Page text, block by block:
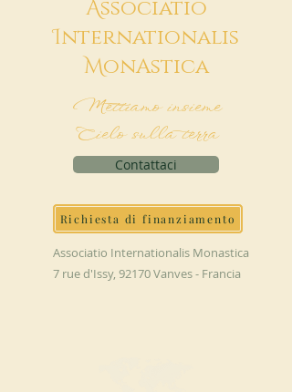
Associatio
Internationalis
MonAstica
Mettiamo insieme
Cielo sulla terra
Contattaci
Richiesta di finanziamento
Associatio Internationalis Monastica
7 rue d'Issy, 92170 Vanves - Francia